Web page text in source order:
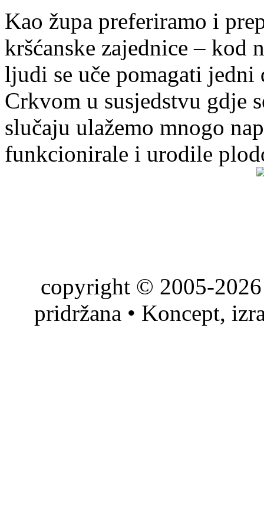
Kao župa preferiramo i
kršćanske zajednice – kod
ljudi se uče pomagati
Crkvom u susjedstvu gdje
slučaju ulažemo mnogo
funkcionirale i urodile
copyright © 2005-
pridržana • Koncept,